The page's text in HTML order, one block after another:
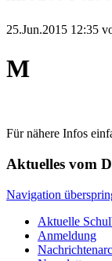
25.Jun.2015 12:35
M
Für nähere Infos
Aktuelles vom
Navigation
Aktuelle
Anmeldung